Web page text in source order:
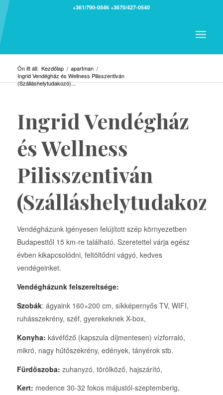
+361/790-0546 +3670/427-0540
Ön itt áll: Kezdőlap / apartman /
Ingrid Vendégház és Wellness Pilisszentiván
(Szálláshelytudakozó)...
Ingrid Vendégház
és Wellness
Pilisszentiván
Vendégházunk igényesen felújított szép környezetben
Budapesttől 15 km-re található. Szeretettel várja egész
évben kikapcsolódni, feltöltődni vágyó, kedves
vendégeinket.
Vendégházunk felszereltsége:
Szobák: ágyaink 160×200 cm, síkképernyős TV, WIFI,
ruhásszekrény, széf, gyerekeknek X-box,
Konyha: kávéfőző (kapszula díjmentesen) vízforraló,
mikró, nagy hűtőszekrény, edények, tányérok stb.
Fürdőszoba: zuhanyzó, törölköző, hajszárító,
Kert: medence 30-32 fokos májustól-szeptemberig,